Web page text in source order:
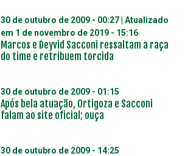
30 de outubro de 2009 - 00:27 | Atualizado
em 1 de novembro de 2019 - 15:16
Marcos e Deyvid Sacconi ressaltam a raça
do time e retribuem torcida
30 de outubro de 2009 - 01:15
Após bela atuação, Ortigoza e Sacconi
falam ao site oficial; ouça
30 de outubro de 2009 - 14:25